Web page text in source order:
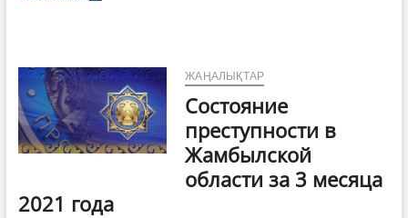
ЖАҢАЛЫҚТАР
Состояние
преступности в
Жамбылской
области за 3 месяца
2021 года